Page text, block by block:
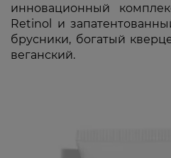
инновационный
Retinol и
брусники, богатый
веганский.